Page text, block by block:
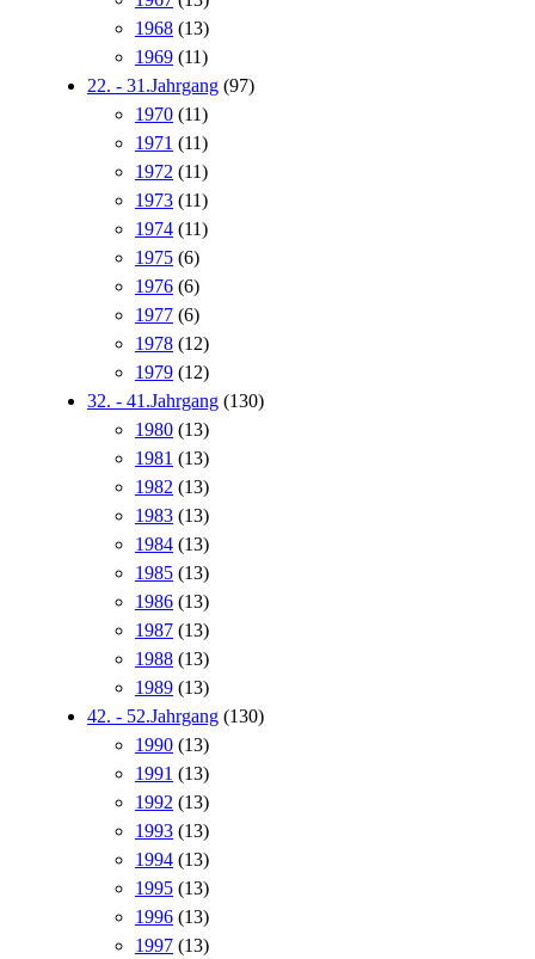
1968 (13)
1969 (11)
22. - 31.Jahrgang (97)
1970 (11)
1971 (11)
1972 (11)
1973 (11)
1974 (11)
1975 (6)
1976 (6)
1977 (6)
1978 (12)
1979 (12)
32. - 41.Jahrgang (130)
1980 (13)
1981 (13)
1982 (13)
1983 (13)
1984 (13)
1985 (13)
1986 (13)
1987 (13)
1988 (13)
1989 (13)
42. - 52.Jahrgang (130)
1990 (13)
1991 (13)
1992 (13)
1993 (13)
1994 (13)
1995 (13)
1996 (13)
1997 (13)